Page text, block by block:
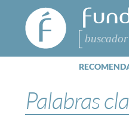
FundéuRAE
- Fundación
del Español
Urgente
Buscar
Palabras